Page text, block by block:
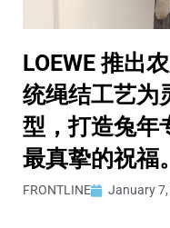
LOEWE 推出
统绳结工艺为
型，打造兔年
最真挚的祝福。
FRONTLINE January